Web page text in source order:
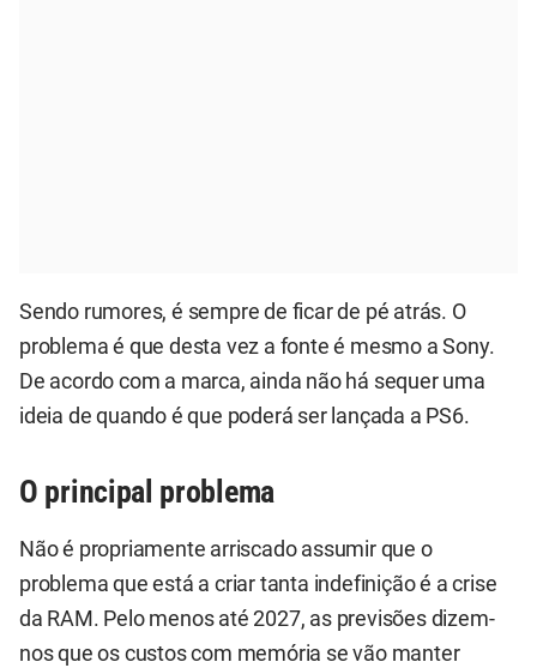
Sendo rumores, é sempre de ficar de pé atrás. O
problema é que desta vez a fonte é mesmo a Sony.
De acordo com a marca, ainda não há sequer uma
ideia de quando é que poderá ser lançada a PS6.
O principal problema
Não é propriamente arriscado assumir que o
problema que está a criar tanta indefinição é a crise
da RAM. Pelo menos até 2027, as previsões dizem-
nos que os custos com memória se vão manter